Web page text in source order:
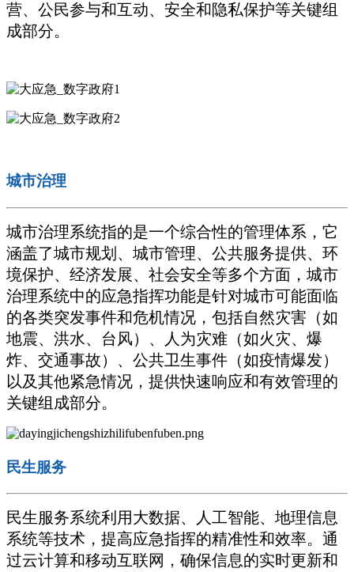
营、公民参与和互动、安全和隐私保护等关键组
成部分。
城市治理
城市治理系统指的是一个综合性的管理体系，它
涵盖了城市规划、城市管理、公共服务提供、环
境保护、经济发展、社会安全等多个方面，城市
治理系统中的应急指挥功能是针对城市可能面临
的各类突发事件和危机情况，包括自然灾害（如
地震、洪水、台风）、人为灾难（如火灾、爆
炸、交通事故）、公共卫生事件（如疫情爆发）
以及其他紧急情况，提供快速响应和有效管理的
关键组成部分。
民生服务
民生服务系统利用大数据、人工智能、地理信息
系统等技术，提高应急指挥的精准性和效率。通
过云计算和移动互联网，确保信息的实时更新和